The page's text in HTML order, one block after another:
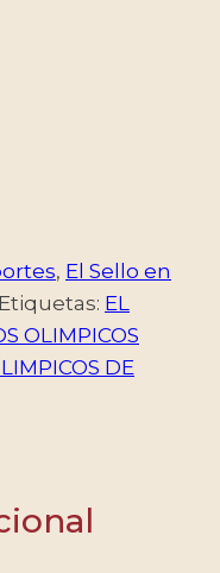
, El Sello en
Etiquetas: EL
OLIMPICOS
DE